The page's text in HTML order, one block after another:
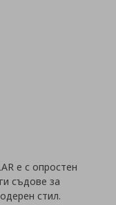
е с опростен
съдове за
стил.